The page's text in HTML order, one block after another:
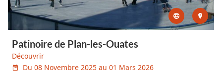
Patinoire de Plan-les-Ouates
Découvrir
Du 08 Novembre 2025 au 01 Mars 2026